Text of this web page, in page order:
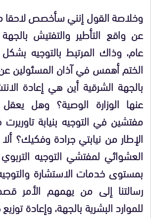
وخلاصة القول إنني سأخصص لاحقا
عن واقع التأطير والتفتيش
عام، وذاك المرتبط بالتوجيه
الختم أهمس في آذان المسئولين عن
بالجهة الشرقية أين هي إعادة
عنها الوزارة الوصية؟ وهل
مفتشين في التوجيه بنيابة
الإطار من نيابتي جرادة وفكيك؟
العشوائي لمفتشي التوجيه
بمستوى خدمات الاستشارة
رسالتنا إلى من يهمهم الأمر
للموارد البشرية بالجهة، وإعادة